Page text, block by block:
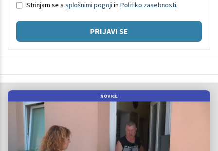
Strinjam se s splošnimi pogoji in Politiko zasebnosti.
PRIJAVI SE
NOVICE